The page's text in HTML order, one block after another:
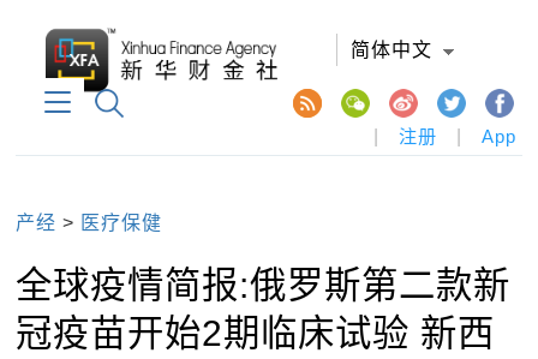
简体中文
注册 App
产经 > 医疗保健
全球疫情简报:俄罗斯第二款新
冠疫苗开始2期临床试验 新西